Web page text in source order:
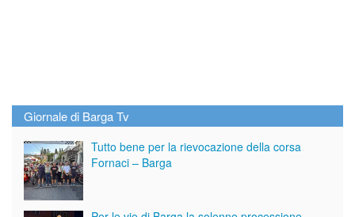
Giornale di Barga Tv
Tutto bene per la rievocazione della corsa
Fornaci – Barga